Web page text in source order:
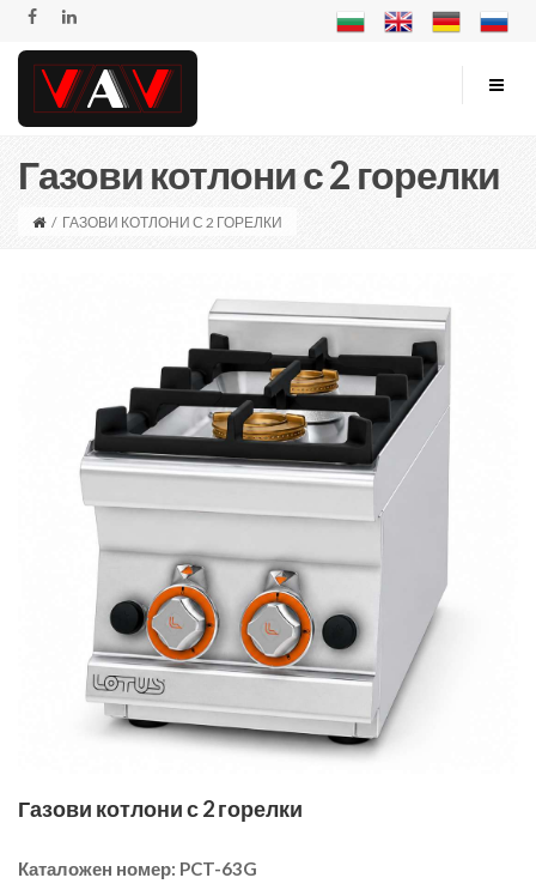
Газови котлони с 2 горелки
/ ГАЗОВИ КОТЛОНИ С 2 ГОРЕЛКИ
Газови котлони с 2 горелки
Каталожен номер: PCT-63G